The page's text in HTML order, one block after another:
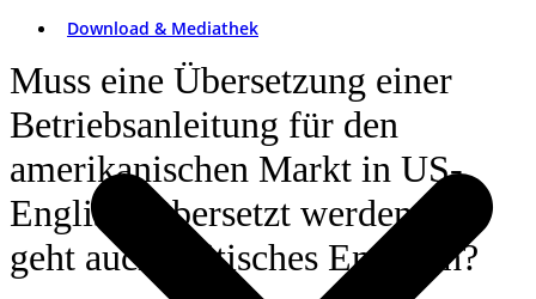
Download & Mediathek
Muss eine Übersetzung einer
Betriebsanleitung für den
amerikanischen Markt in US-
Englisch übersetzt werden oder
geht auch Britisches Englisch?